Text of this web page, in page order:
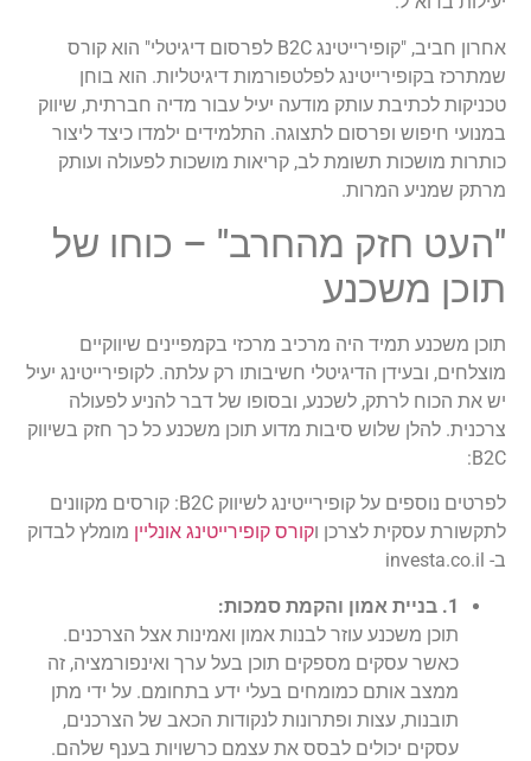
אחרון חביב, "קופירייטינג B2C לפרסום דיגיטלי" הוא קורס
שמתרכז בקופירייטינג לפלטפורמות דיגיטליות. הוא בוחן
טכניקות לכתיבת עותק מודעה יעיל עבור מדיה חברתית, שיווק
במנועי חיפוש ופרסום לתצוגה. התלמידים ילמדו כיצד ליצור
כותרות מושכות תשומת לב, קריאות מושכות לפעולה ועותק
מרתק שמניע המרות.
"העט חזק מהחרב" – כוחו של
תוכן משכנע
תוכן משכנע תמיד היה מרכיב מרכזי בקמפיינים שיווקיים
מוצלחים, ובעידן הדיגיטלי חשיבותו רק עלתה. לקופירייטינג יעיל
יש את הכוח לרתק, לשכנע, ובסופו של דבר להניע לפעולה
צרכנית. להלן שלוש סיבות מדוע תוכן משכנע כל כך חזק בשיווק
B2C:
לפרטים נוספים על קופירייטינג לשיווק B2C: קורסים מקוונים
לתקשורת עסקית לצרכן וקורס קופירייטינג אונליין מומלץ לבדוק
ב- investa.co.il
1. בניית אמון והקמת סמכות:
תוכן משכנע עוזר לבנות אמון ואמינות אצל הצרכנים.
כאשר עסקים מספקים תוכן בעל ערך ואינפורמציה, זה
ממצב אותם כמומחים בעלי ידע בתחומם. על ידי מתן
תובנות, עצות ופתרונות לנקודות הכאב של הצרכנים,
עסקים יכולים לבסס את עצמם כרשויות בענף שלהם.